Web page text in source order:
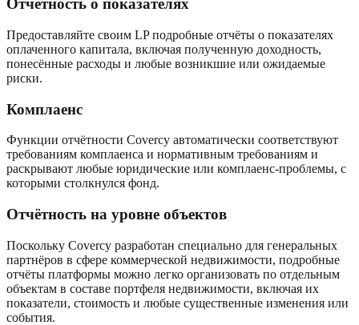
Отчётность о показателях
Предоставляйте своим LP подробные отчёты о показателях
оплаченного капитала, включая полученную доходность,
понесённые расходы и любые возникшие или ожидаемые
риски.
Комплаенс
Функции отчётности Covercy автоматически соответствуют
требованиям комплаенса и нормативным требованиям и
раскрывают любые юридические или комплаенс-проблемы, с
которыми столкнулся фонд.
Отчётность на уровне объектов
Поскольку Covercy разработан специально для генеральных
партнёров в сфере коммерческой недвижимости, подробные
отчёты платформы можно легко организовать по отдельным
объектам в составе портфеля недвижимости, включая их
показатели, стоимость и любые существенные изменения или
события.